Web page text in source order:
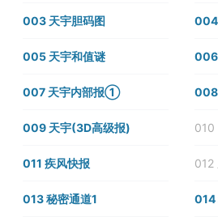
003 天宇胆码图 004
005 天宇和值谜 006
007 天宇内部报①
009 天宇(3D高级报) 010
011 疾风快报 012
013 秘密通道1 014